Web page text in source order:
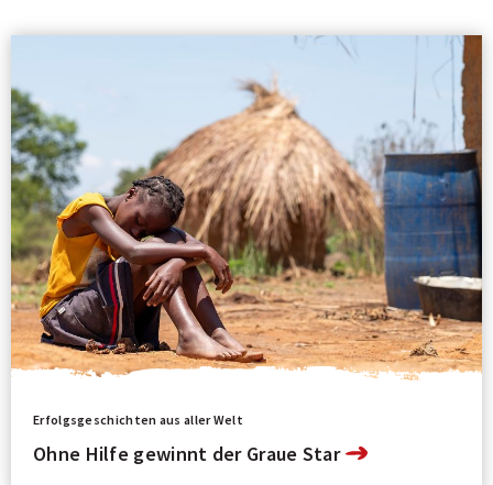
Ohne Hilfe gewinnt der Graue Star
Erfolgsgeschichten aus aller Welt